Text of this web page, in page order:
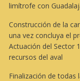
limítrofe con
Construcción de la
una vez concluya el
Actuación del Sector
recursos del aval
Finalización de todas